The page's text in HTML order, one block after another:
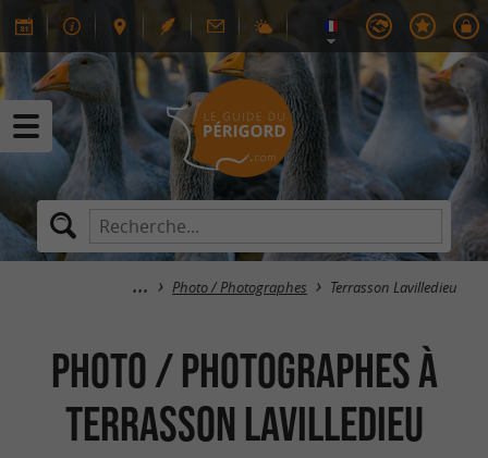
Photo / Photographes Terrasson Lavilledieu
Photo / Photographes à
Terrasson Lavilledieu